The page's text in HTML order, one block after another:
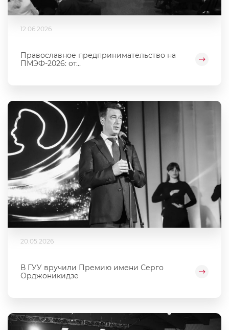
12.06.2026
Православное предпринимательство на
ПМЭФ-2026: от...
20.05.2026
В ГУУ вручили Премию имени Серго
Орджоникидзе